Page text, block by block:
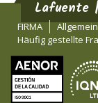
Lafuente
FIRMA
Häufig gestellte